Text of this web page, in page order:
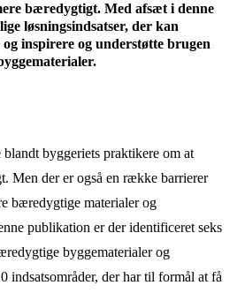
bæredygtigt. Med afsæt i denne
løsningsindsatser, der kan
inspirere og understøtte brugen
byggeriets praktikere om at
Men der er også en række barrierer
bæredygtige materialer og
publikation er der identificeret seks
byggematerialer og
indsatsområder, der har til formål at få